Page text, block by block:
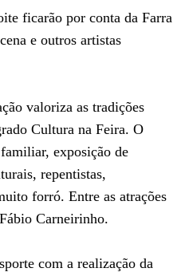
ficarão por conta da Farra
e outros artistas
valoriza as tradições
Cultura na Feira. O
exposição de
repentistas,
forró. Entre as atrações
Carneirinho.
com a realização da